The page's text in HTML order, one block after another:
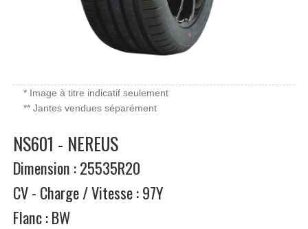
* Image à titre indicatif seulement
** Jantes vendues séparément
NS601 - NEREUS
Dimension : 25535R20
CV - Charge / Vitesse : 97Y
Flanc : BW